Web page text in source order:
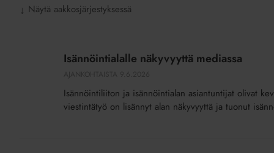
↓ Näytä aakkosjärjestyksessä
Isännöintialalle näkyvyyttä mediassa
Isännöintiliiton ja isännöintialan asiantuntijat olivat
viestintätyö on lisännyt alan näkyvyyttä ja tuonut